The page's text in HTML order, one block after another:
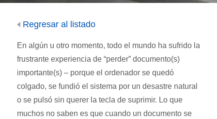
Regresar al listado
En algún u otro momento, todo el mundo ha sufrido la
frustrante experiencia de “perder” documento(s)
importante(s) – porque el ordenador se quedó
colgado, se fundió el sistema por un desastre natural
o se pulsó sin querer la tecla de suprimir. Lo que
muchos no saben es que cuando un documento se